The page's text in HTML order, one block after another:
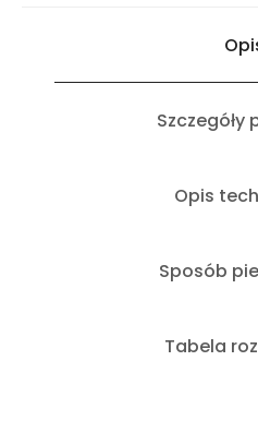
Szczegóły
Opis
Sposób
Tabela